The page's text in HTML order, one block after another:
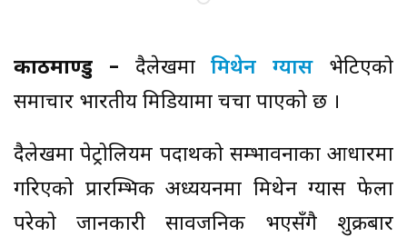
काठमाण्डु – दैलेखमामिथेन ग्यासभेटिएको
समाचार भारतीय मिडियामा चर्चा पाएको छ ।
दैलेखमा पेट्रोलियम पदार्थको सम्भावनाका आधारमा
गरिएको प्रारम्भिक अध्ययनमा मिथेन ग्यास फेला
परेको जानकारी सार्वजनिक भएसँगै शुक्रबार